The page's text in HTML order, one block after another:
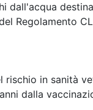
dall'acqua
Regolamento
in sanità
dalla